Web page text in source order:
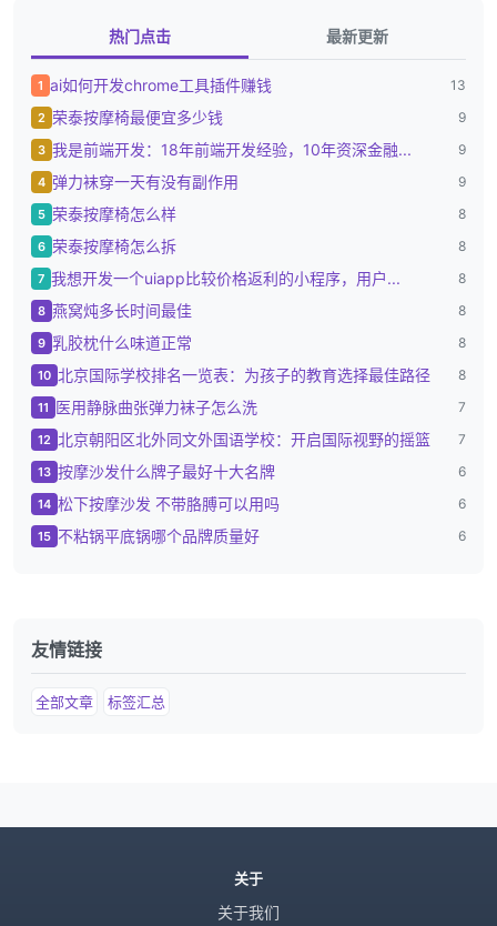
热门点击 最新更新
1 ai如何开发chrome工具插件赚钱 13
2 荣泰按摩椅最便宜多少钱 9
3 我是前端开发：18年前端开发经验，10年资深金融... 9
4 弹力袜穿一天有没有副作用 9
5 荣泰按摩椅怎么样 8
6 荣泰按摩椅怎么拆 8
7 我想开发一个uiapp比较价格返利的小程序，用户... 8
8 燕窝炖多长时间最佳 8
9 乳胶枕什么味道正常 8
10 北京国际学校排名一览表：为孩子的教育选择最佳路径 8
11 医用静脉曲张弹力袜子怎么洗 7
12 北京朝阳区北外同文外国语学校：开启国际视野的摇篮 7
13 按摩沙发什么牌子最好十大名牌 6
14 松下按摩沙发 不带胳膊可以用吗 6
15 不粘锅平底锅哪个品牌质量好 6
友情链接
全部文章 标签汇总
关于
关于我们